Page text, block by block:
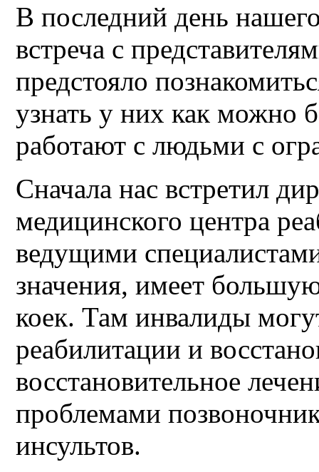
В последний день
встреча с
предстояло
узнать у них как можно
работают с людьми с
Сначала нас встретил
медицинского центра
ведущими
значения, имеет
коек. Там инвалиды
реабилитации и
восстановительное
проблемами
инсультов.